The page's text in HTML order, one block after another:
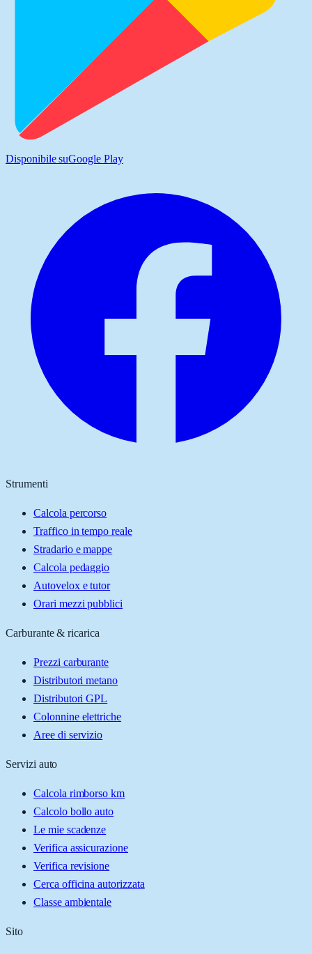
Disponibile suGoogle Play
Strumenti
Calcola percorso
Traffico in tempo reale
Stradario e mappe
Calcola pedaggio
Autovelox e tutor
Orari mezzi pubblici
Carburante & ricarica
Prezzi carburante
Distributori metano
Distributori GPL
Colonnine elettriche
Aree di servizio
Servizi auto
Calcola rimborso km
Calcolo bollo auto
Le mie scadenze
Verifica assicurazione
Verifica revisione
Cerca officina autorizzata
Classe ambientale
Sito